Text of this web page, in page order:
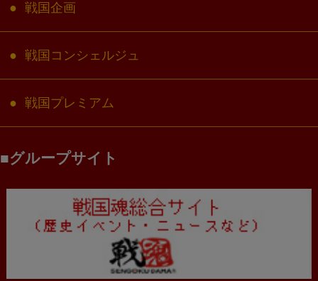
戦国企画
戦国コンシェルジュ
戦国プレミアム
グループサイト